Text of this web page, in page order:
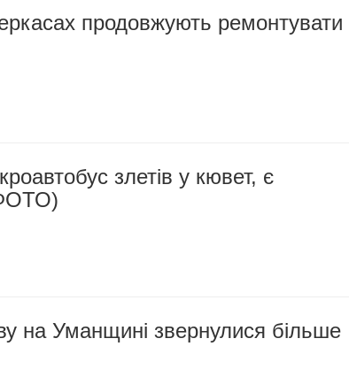
продовжують ремонтувати
злетів у кювет, є
на Уманщині звернулися більше